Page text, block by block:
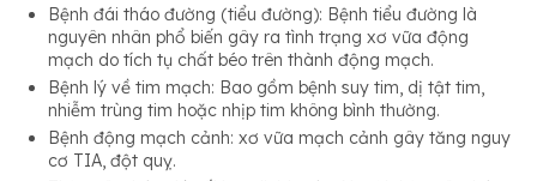
Bệnh đái tháo đường (tiểu đường): Bệnh tiểu đường là
nguyên nhân phổ biến gây ra tình trạng xơ vữa động
mạch do tích tụ chất béo trên thành động mạch.
Bệnh lý về tim mạch: Bao gồm bệnh suy tim, dị tật tim,
nhiễm trùng tim hoặc nhịp tim không bình thường.
Bệnh động mạch cảnh: xơ vữa mạch cảnh gây tăng nguy
cơ TIA, đột quỵ.